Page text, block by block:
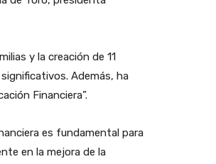
y la creación de 11
Además, ha
Financiera”.
es fundamental para
en la mejora de la